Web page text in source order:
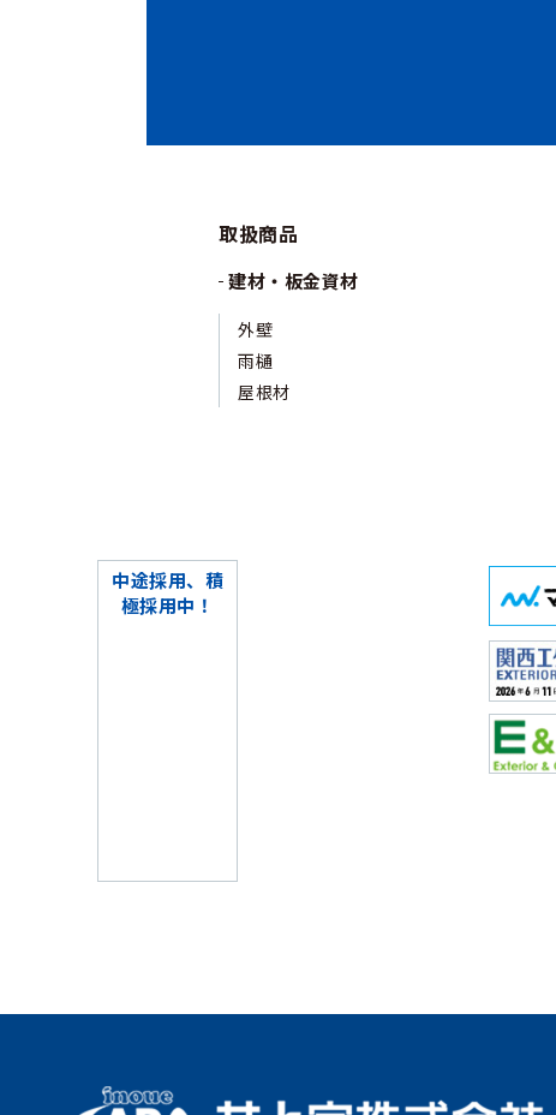
取扱商品
建材・板金資材
外壁
雨樋
屋根材
中途採用、積
極採用中！